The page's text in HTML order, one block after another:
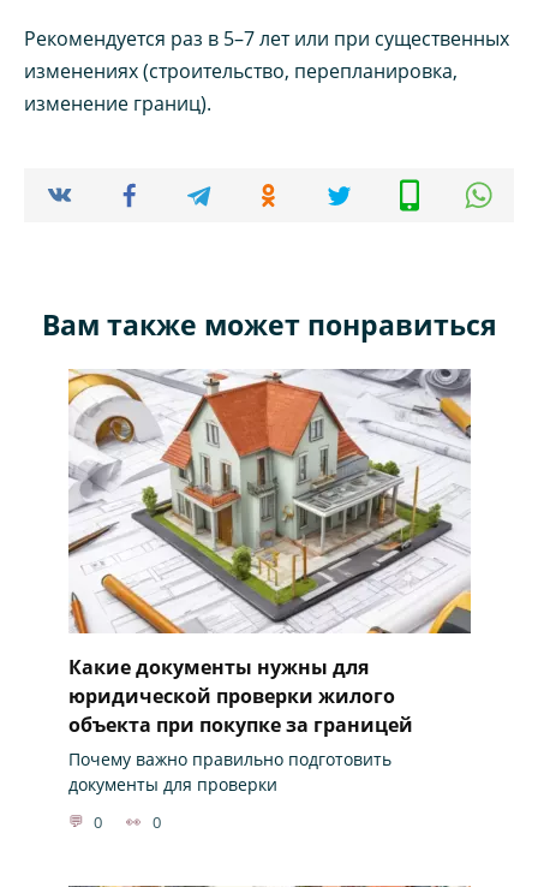
Рекомендуется раз в 5–7 лет или при существенных
изменениях (строительство, перепланировка,
изменение границ).
Вам также может понравиться
Какие документы нужны для
юридической проверки жилого
объекта при покупке за границей
Почему важно правильно подготовить
документы для проверки
0 0